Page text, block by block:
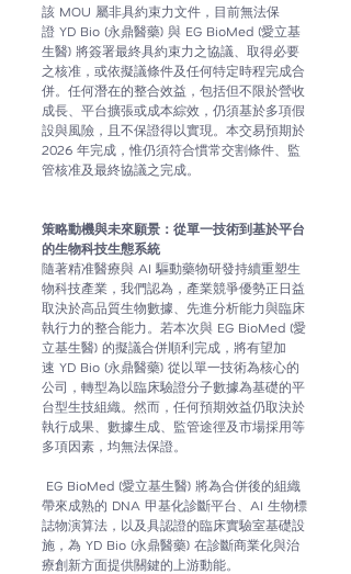
該 MOU 屬非具約束力文件，目前無法保
證 YD Bio (永鼎醫藥) 與 EG BioMed (愛立基
生醫) 將簽署最終具約束力之協議、取得必要
之核准，或依擬議條件及任何特定時程完成合
併。任何潛在的整合效益，包括但不限於營收
成長、平台擴張或成本綜效，仍須基於多項假
設與風險，且不保證得以實現。本交易預期於
2026 年完成，惟仍須符合慣常交割條件、監
管核准及最終協議之完成。
策略動機與未來願景： 從單一技術到基於平台
的生物科技生態系統
隨著精准醫療與 AI 驅動藥物研發持續重塑生
物科技產業，我們認為，產業競爭優勢正日益
取決於高品質生物數據、先進分析能力與臨床
執行力的整合能力。若本次與 EG BioMed (愛
立基生醫) 的擬議合併順利完成，將有望加
速 YD Bio (永鼎醫藥) 從以單一技術為核心的
公司，轉型為以臨床驗證分子數據為基礎的平
台型生技組織。然而，任何預期效益仍取決於
執行成果、數據生成、監管途徑及市場採用等
多項因素，均無法保證。
EG BioMed (愛立基生醫) 將為合併後的組織
帶來成熟的 DNA 甲基化診斷平台、AI 生物標
誌物演算法，以及具認證的臨床實驗室基礎設
施，為 YD Bio (永鼎醫藥) 在診斷商業化與治
療創新方面提供關鍵的上游動能。